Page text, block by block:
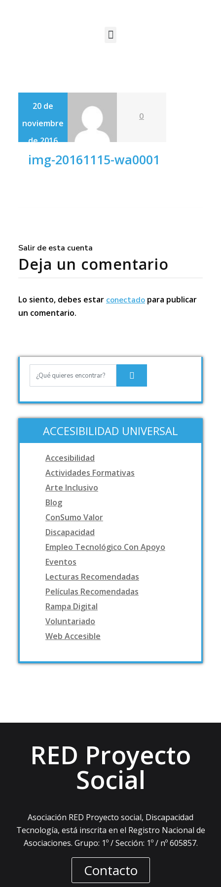
20 de
noviembre
de 2016
0
img-20161115-wa0001
Salir de esta cuenta
Deja un comentario
Lo siento, debes estar conectado para publicar
un comentario.
ACCESIBILIDAD UNIVERSAL
Accesibilidad
Actividades Formativas
Arte Inclusivo
Blog
ConSumo Valor
Discapacidad
Empleo Tecnológico Con Apoyo
Eventos
Lecturas Recomendadas
Películas Recomendadas
Rampa Digital
Voluntariado
Web Accesible
RED Proyecto
Social
Asociación RED Proyecto social, Discapacidad
Tecnología, está inscrita en el Registro Nacional de
Asociaciones. Grupo: 1º / Sección: 1º / nº 605857.
Contacto